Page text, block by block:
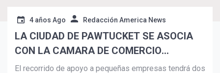
4 años Ago Redacción America News
LA CIUDAD DE PAWTUCKET SE ASOCIA
CON LA CAMARA DE COMERCIO
HISPANA DE RHODE ISLAND PARA EL
El recorrido de apoyo a pequeñas empresas tendrá dos